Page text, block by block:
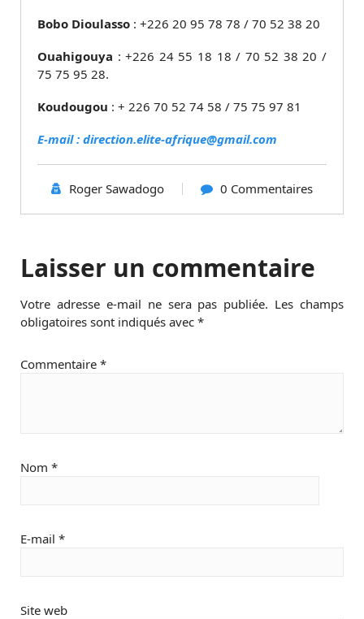
Bobo Dioulasso : +226 20 95 78 78 / 70 52 38 20
Ouahigouya : +226 24 55 18 18 / 70 52 38 20 /
75 75 95 28.
Koudougou : + 226 70 52 74 58 / 75 75 97 81
E-mail : direction.elite-afrique@gmail.com
Roger Sawadogo 0 Commentaires
Laisser un commentaire
Votre adresse e-mail ne sera pas publiée. Les champs
obligatoires sont indiqués avec *
Commentaire *
Nom *
E-mail *
Site web